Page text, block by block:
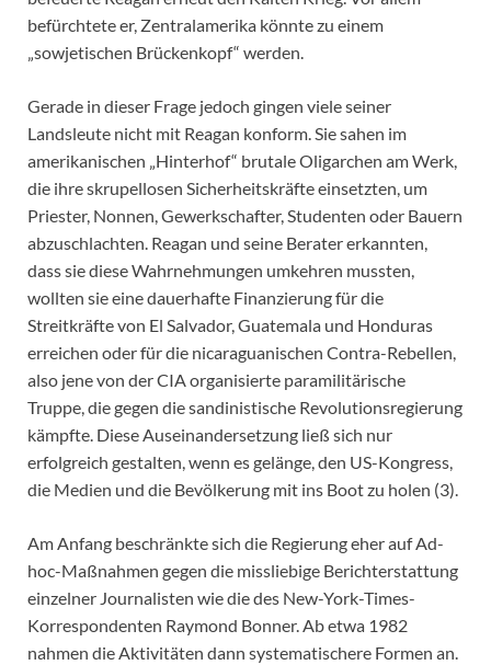
befürchtete er, Zentralamerika könnte zu einem
„sowjetischen Brückenkopf“ werden.
Gerade in dieser Frage jedoch gingen viele seiner
Landsleute nicht mit Reagan konform. Sie sahen im
amerikanischen „Hinterhof“ brutale Oligarchen am Werk,
die ihre skrupellosen Sicherheitskräfte einsetzten, um
Priester, Nonnen, Gewerkschafter, Studenten oder Bauern
abzuschlachten. Reagan und seine Berater erkannten,
dass sie diese Wahrnehmungen umkehren mussten,
wollten sie eine dauerhafte Finanzierung für die
Streitkräfte von El Salvador, Guatemala und Honduras
erreichen oder für die nicaraguanischen Contra-Rebellen,
also jene von der CIA organisierte paramilitärische
Truppe, die gegen die sandinistische Revolutionsregierung
kämpfte. Diese Auseinandersetzung ließ sich nur
erfolgreich gestalten, wenn es gelänge, den US-Kongress,
die Medien und die Bevölkerung mit ins Boot zu holen (3).
Am Anfang beschränkte sich die Regierung eher auf Ad-
hoc-Maßnahmen gegen die missliebige Berichterstattung
einzelner Journalisten wie die des New-York-Times-
Korrespondenten Raymond Bonner. Ab etwa 1982
nahmen die Aktivitäten dann systematischere Formen an.